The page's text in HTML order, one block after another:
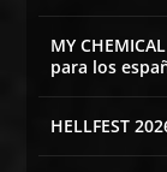
MY
para los
HELLFEST